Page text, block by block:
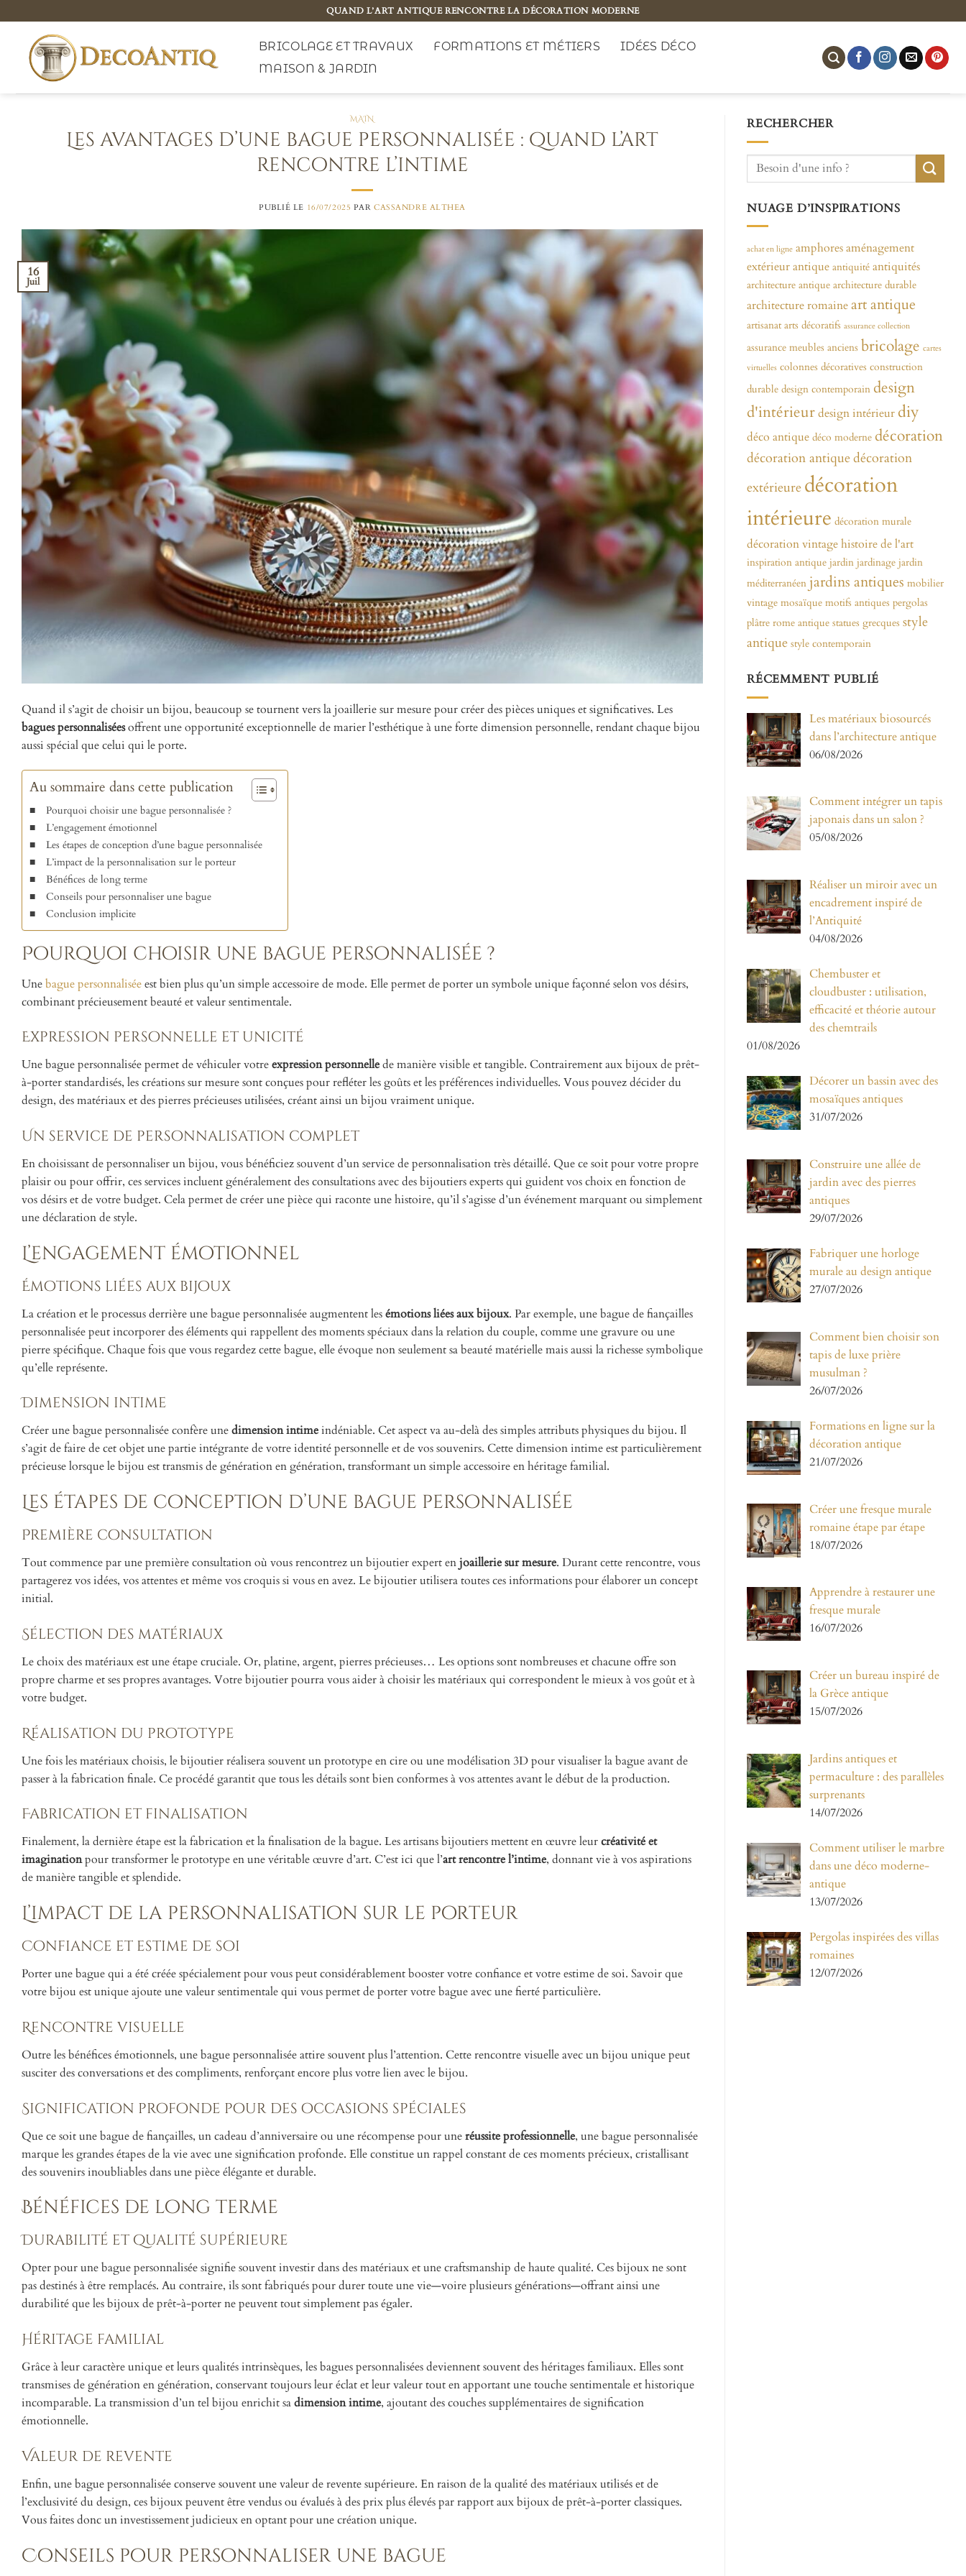
au
contenu
QUAND L’ART ANTIQUE RENCONTRE LA DÉCORATION MODERNE
BRICOLAGE ET TRAVAUX FORMATIONS ET MÉTIERS
IDÉES DÉCO
MAISON & JARDIN
MAIN
Les avantages d’une bague personnalisée : quand l’art
rencontre l’intime
PUBLIÉ LE 16/07/2025 PARCASSANDRE ALTHEA
16
Juil
Quand il s’agit de choisir un bijou, beaucoup se tournent vers la joaillerie sur mesure pour créer des pièces uniques et significatives. Les
bagues personnaliséesoffrent une opportunité exceptionnelle de marier l’esthétique à une forte dimension personnelle, rendant chaque bijou
aussi spécial que celui qui le porte.
Au sommaire dans cette publication
Pourquoi choisir une bague personnalisée ?
L’engagement émotionnel
Les étapes de conception d’une bague personnalisée
L’impact de la personnalisation sur le porteur
Bénéfices de long terme
Conseils pour personnaliser une bague
Conclusion implicite
Pourquoi choisir une bague personnalisée ?
Unebague personnaliséeest bien plus qu’un simple accessoire de mode. Elle permet de porter un symbole unique façonné selon vos désirs,
combinant précieusement beauté et valeur sentimentale.
Expression personnelle et unicité
Une bague personnalisée permet de véhiculer votreexpression personnellede manière visible et tangible. Contrairement aux bijoux de prêt-
à-porter standardisés, les créations sur mesure sont conçues pour refléter les goûts et les préférences individuelles. Vous pouvez décider du
design, des matériaux et des pierres précieuses utilisées, créant ainsi un bijou vraiment unique.
Un service de personnalisation complet
En choisissant de personnaliser un bijou, vous bénéficiez souvent d’un service de personnalisation très détaillé. Que ce soit pour votre propre
plaisir ou pour offrir, ces services incluent généralement des consultations avec des bijoutiers experts qui guident vos choix en fonction de
vos désirs et de votre budget. Cela permet de créer une pièce qui raconte une histoire, qu’il s’agisse d’un événement marquant ou simplement
une déclaration de style.
L’engagement émotionnel
Émotions liées aux bijoux
La création et le processus derrière une bague personnalisée augmentent lesémotions liées aux bijoux. Par exemple, une bague de fiançailles
personnalisée peut incorporer des éléments qui rappellent des moments spéciaux dans la relation du couple, comme une gravure ou une
pierre spécifique. Chaque fois que vous regardez cette bague, elle évoque non seulement sa beauté matérielle mais aussi la richesse symbolique
qu’elle représente.
Dimension intime
Créer une bague personnalisée confère unedimension intimeindéniable. Cet aspect va au-delà des simples attributs physiques du bijou. Il
s’agit de faire de cet objet une partie intégrante de votre identité personnelle et de vos souvenirs. Cette dimension intime est particulièrement
précieuse lorsque le bijou est transmis de génération en génération, transformant un simple accessoire en héritage familial.
Les étapes de conception d’une bague personnalisée
Première consultation
Tout commence par une première consultation où vous rencontrez un bijoutier expert enjoaillerie sur mesure. Durant cette rencontre, vous
partagerez vos idées, vos attentes et même vos croquis si vous en avez. Le bijoutier utilisera toutes ces informations pour élaborer un concept
initial.
Sélection des matériaux
Le choix des matériaux est une étape cruciale. Or, platine, argent, pierres précieuses… Les options sont nombreuses et chacune offre son
propre charme et ses propres avantages. Votre bijoutier pourra vous aider à choisir les matériaux qui correspondent le mieux à vos goût et à
votre budget.
Réalisation du prototype
Une fois les matériaux choisis, le bijoutier réalisera souvent un prototype en cire ou une modélisation 3D pour visualiser la bague avant de
passer à la fabrication finale. Ce procédé garantit que tous les détails sont bien conformes à vos attentes avant le début de la production.
Fabrication et finalisation
Finalement, la dernière étape est la fabrication et la finalisation de la bague. Les artisans bijoutiers mettent en œuvre leurcréativité et
imaginationpour transformer le prototype en une véritable œuvre d’art. C’est ici que l’art rencontre l’intime, donnant vie à vos aspirations
de manière tangible et splendide.
L’impact de la personnalisation sur le porteur
Confiance et estime de soi
Porter une bague qui a été créée spécialement pour vous peut considérablement booster votre confiance et votre estime de soi. Savoir que
votre bijou est unique ajoute une valeur sentimentale qui vous permet de porter votre bague avec une fierté particulière.
Rencontre visuelle
Outre les bénéfices émotionnels, une bague personnalisée attire souvent plus l’attention. Cette rencontre visuelle avec un bijou unique peut
susciter des conversations et des compliments, renforçant encore plus votre lien avec le bijou.
Signification profonde pour des occasions spéciales
Que ce soit une bague de fiançailles, un cadeau d’anniversaire ou une récompense pour uneréussite professionnelle, une bague personnalisée
marque les grandes étapes de la vie avec une signification profonde. Elle constitue un rappel constant de ces moments précieux, cristallisant
des souvenirs inoubliables dans une pièce élégante et durable.
Bénéfices de long terme
Durabilité et qualité supérieure
Opter pour une bague personnalisée signifie souvent investir dans des matériaux et une craftsmanship de haute qualité. Ces bijoux ne sont
pas destinés à être remplacés. Au contraire, ils sont fabriqués pour durer toute une vie—voire plusieurs générations—offrant ainsi une
durabilité que les bijoux de prêt-à-porter ne peuvent tout simplement pas égaler.
Héritage familial
Grâce à leur caractère unique et leurs qualités intrinsèques, les bagues personnalisées deviennent souvent des héritages familiaux. Elles sont
transmises de génération en génération, conservant toujours leur éclat et leur valeur tout en apportant une touche sentimentale et historique
incomparable. La transmission d’un tel bijou enrichit sadimension intime, ajoutant des couches supplémentaires de signification
émotionnelle.
Valeur de revente
Enfin, une bague personnalisée conserve souvent une valeur de revente supérieure. En raison de la qualité des matériaux utilisés et de
l’exclusivité du design, ces bijoux peuvent être vendus ou évalués à des prix plus élevés par rapport aux bijoux de prêt-à-porter classiques.
Vous faites donc un investissement judicieux en optant pour une création unique.
Conseils pour personnaliser une bague
RECHERCHER
NUAGE D’INSPIRATIONS
achat en ligne amphoresaménagement
extérieurantique antiquité antiquités
architecture antique architecture durable
architecture romaineart antique
artisanat arts décoratifs assurance collection
assurance meubles anciens bricolage cartes
virtuelles colonnes décoratives construction
durable design contemporain design
d'intérieurdesign intérieur diy
déco antique déco moderne décoration
décoration antiquedécoration
extérieure décoration
intérieure décoration murale
décoration vintagehistoire de l'art
inspiration antique jardin jardinage jardin
méditerranéen jardins antiques mobilier
vintage mosaïque motifs antiques pergolas
plâtre rome antique statues grecques style
antique style contemporain
RÉCEMMENT PUBLIÉ
Les matériaux biosourcés
dans l’architecture antique
06/08/2026
Comment intégrer un tapis
japonais dans un salon ?
05/08/2026
Réaliser un miroir avec un
encadrement inspiré de
l’Antiquité
04/08/2026
Chembuster et
cloudbuster : utilisation,
efficacité et théorie autour
des chemtrails
01/08/2026
Décorer un bassin avec des
mosaïques antiques
31/07/2026
Construire une allée de
jardin avec des pierres
antiques
29/07/2026
Fabriquer une horloge
murale au design antique
27/07/2026
Comment bien choisir son
tapis de luxe prière
musulman ?
26/07/2026
Formations en ligne sur la
décoration antique
21/07/2026
Créer une fresque murale
romaine étape par étape
18/07/2026
Apprendre à restaurer une
fresque murale
16/07/2026
Créer un bureau inspiré de
la Grèce antique
15/07/2026
Jardins antiques et
permaculture : des parallèles
surprenants
14/07/2026
Comment utiliser le marbre
dans une déco moderne-
antique
13/07/2026
Pergolas inspirées des villas
romaines
12/07/2026